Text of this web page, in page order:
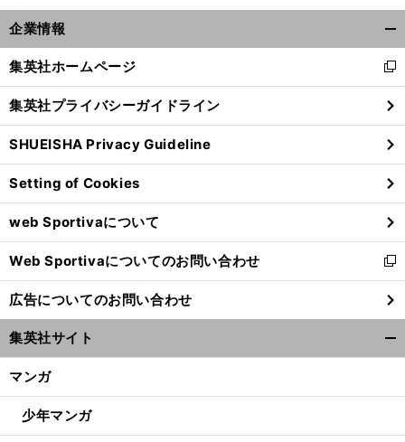
企業情報
閉
る
集英社ホームページ
新
し
い
ウ
ィ
ン
ド
ウ
で
開
く
集英社プライバシーガイドライン
SHUEISHA Privacy Guideline
Setting of Cookies
web Sportivaについて
Web Sportivaについてのお問い合わせ
新
し
い
ウ
ィ
ン
ウ
開
広告についてのお問い合わせ
集英社サイト
マンガ
少年マンガ